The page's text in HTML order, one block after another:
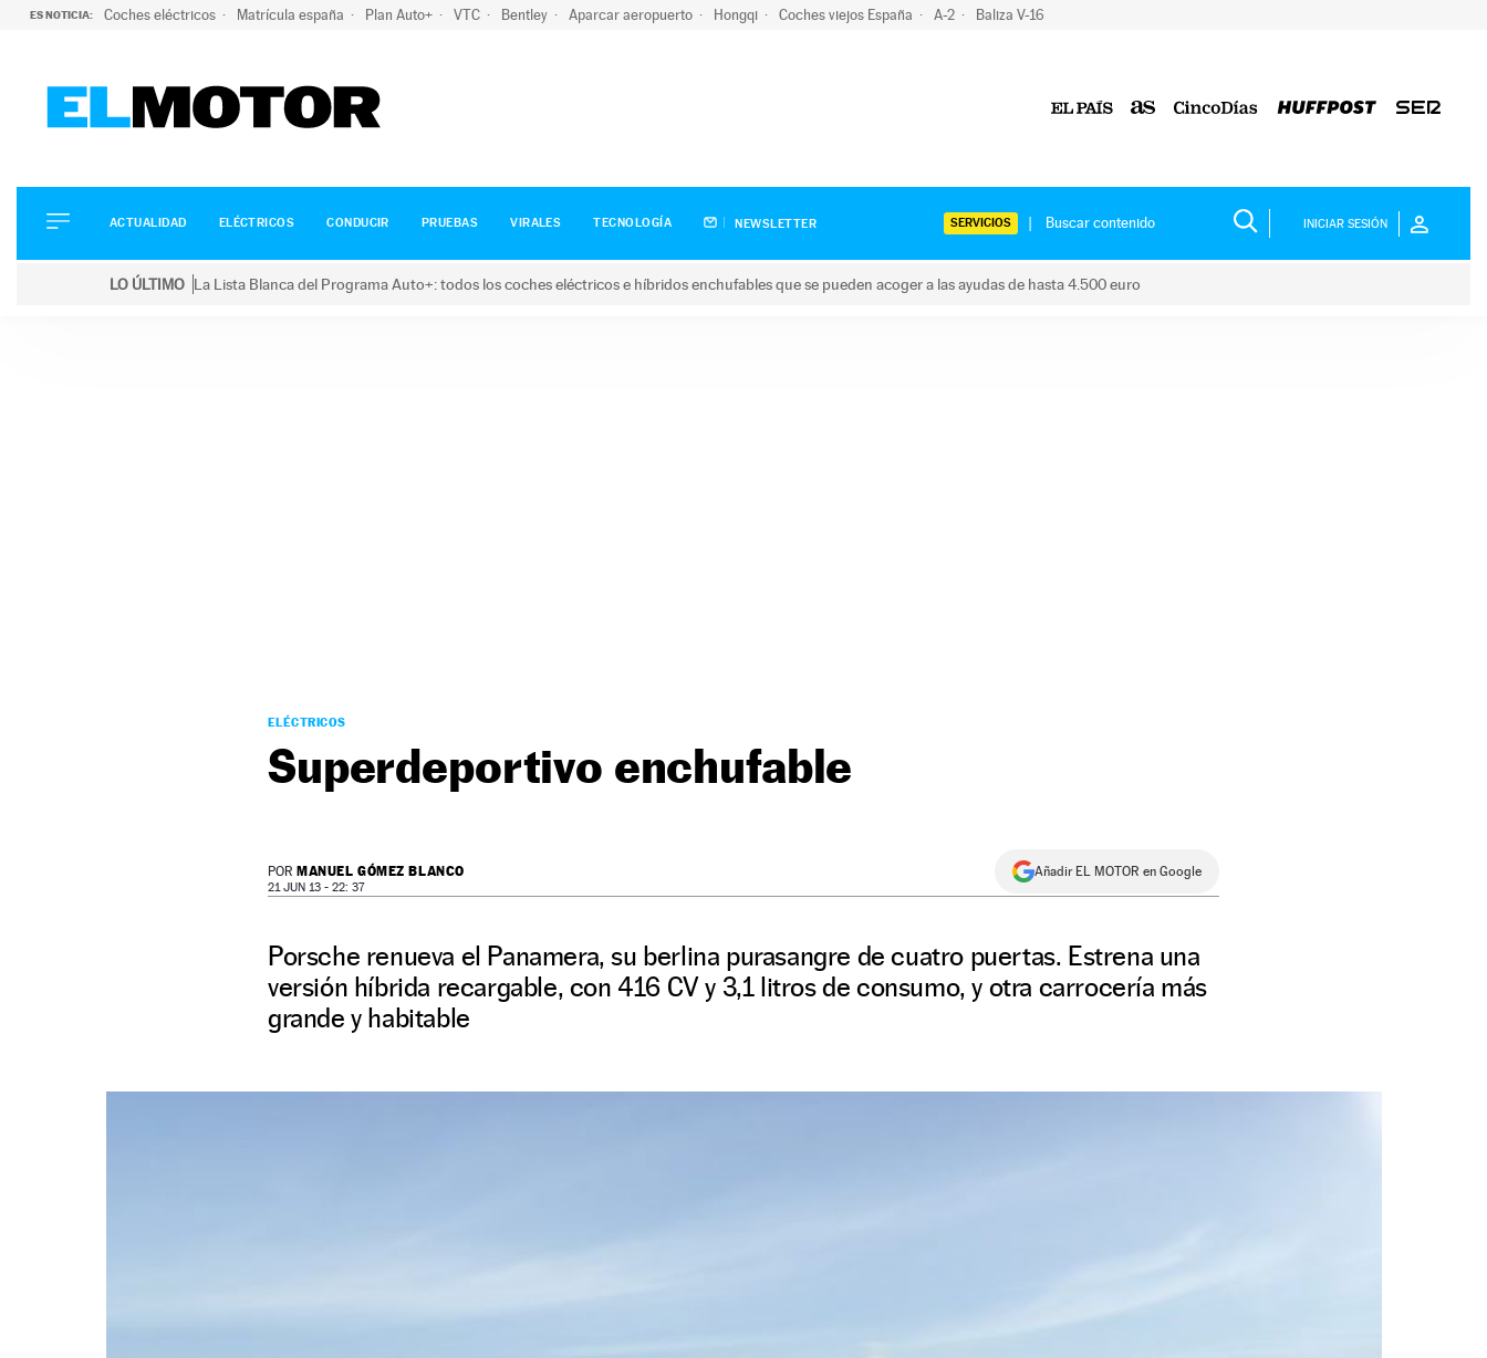
ES NOTICIA: Coches eléctricos Matrícula españa Plan Auto+ VTC Bentley Aparcar aeropuerto Hongqi Coches viejos España A-2 Baliza V-16
ELÉCTRICOS
CONDUCIR
ACTUALIDAD ELÉCTRICOS CONDUCIR PRUEBAS VIRALES TECNOLOGÍA NEWSLETTER SERVICIOS INICIAR SESIÓN
LO ÚLTIMO La Lista Blanca del Programa Auto+: todos los coches eléctricos e híbridos enchufables que se pueden acoger a las ayudas de hasta 4.500 euro
ELÉCTRICOS
Superdeportivo enchufable
POR MANUEL GÓMEZ BLANCO
21 JUN 13 - 22: 37
Añadir EL MOTOR en Google
Porsche renueva el Panamera, su berlina purasangre de cuatro puertas. Estrena una
versión híbrida recargable, con 416 CV y 3,1 litros de consumo, y otra carrocería más
grande y habitable